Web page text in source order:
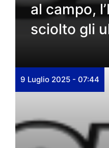
al campo,
sciolto gli
9 Luglio 2025 - 07:44